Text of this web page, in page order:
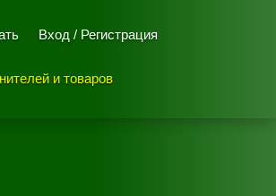
Вход / Регистрация
и товаров